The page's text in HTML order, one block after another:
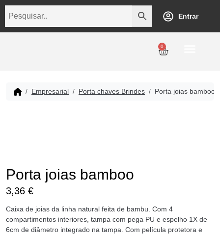
Entrar
0
Empresarial Porta chaves Brindes Porta joias bamboo
Porta joias bamboo
3,36 €
Caixa de joias da linha natural feita de bambu. Com 4
compartimentos interiores, tampa com pega PU e espelho 1X de
6cm de diâmetro integrado na tampa. Com película protetora e